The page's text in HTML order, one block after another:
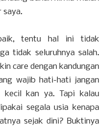
saya.
tentu hal ini tidak
tidak seluruhnya salah.
care dengan kandungan
wajib hati-hati jangan
kecil kan ya. Tapi kalau
segala usia kenapa
sejak dini? Buktinya